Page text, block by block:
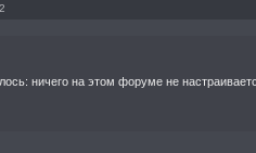
ничего на этом форуме не